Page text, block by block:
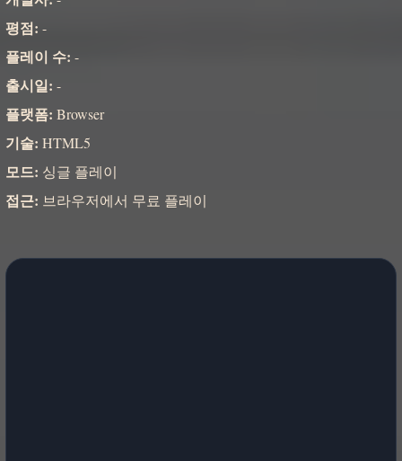
평점: -
플레이 수: -
출시일: -
플랫폼: Browser
기술: HTML5
모드: 싱글 플레이
접근: 브라우저에서 무료 플레이